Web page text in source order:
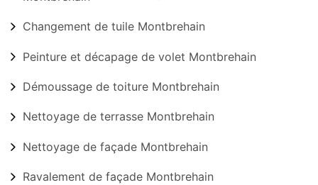
Changement de tuile Montbrehain
Peinture et décapage de volet Montbrehain
Démoussage de toiture Montbrehain
Nettoyage de terrasse Montbrehain
Nettoyage de façade Montbrehain
Ravalement de façade Montbrehain